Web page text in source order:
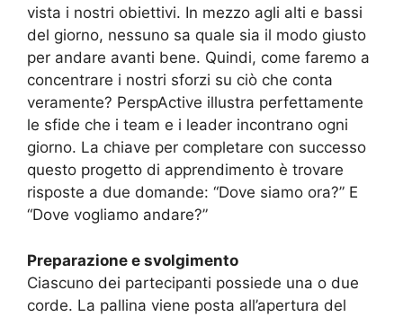
vista i nostri obiettivi. In mezzo agli alti e bassi
del giorno, nessuno sa quale sia il modo giusto
per andare avanti bene. Quindi, come faremo a
concentrare i nostri sforzi su ciò che conta
veramente? PerspActive illustra perfettamente
le sfide che i team e i leader incontrano ogni
giorno. La chiave per completare con successo
questo progetto di apprendimento è trovare
risposte a due domande: “Dove siamo ora?” E
“Dove vogliamo andare?”
Preparazione e svolgimento
Ciascuno dei partecipanti possiede una o due
corde. La pallina viene posta all’apertura del